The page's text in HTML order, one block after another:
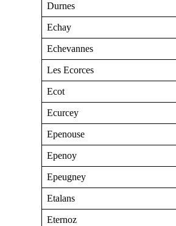
Durnes
Echay
Echevannes
Les Ecorces
Ecot
Ecurcey
Epenouse
Epenoy
Epeugney
Etalans
Eternoz